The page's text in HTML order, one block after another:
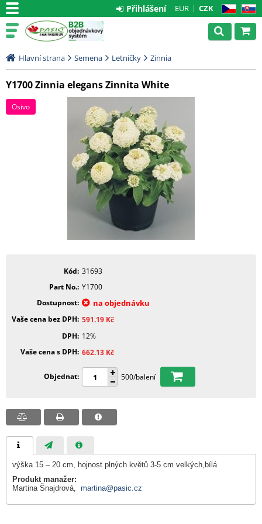
CZ SK
EUR CZK
Přihlášení
Hlavní strana Semena Letničky Zinnia
Y1700 Zinnia elegans Zinnita White
Osivo
Kód 31693
Part No. Y1700
Dostupnost
na objednávku
Vaše cena bez DPH 591.19 Kč
DPH 12%
Vaše cena s DPH 662.13 Kč
Objednat 500/balení
výška 15 – 20 cm, hojnost plných květů 3-5 cm velkých,bílá
Produkt manažer:
Martina Šnajdrová, martina@pasic.cz